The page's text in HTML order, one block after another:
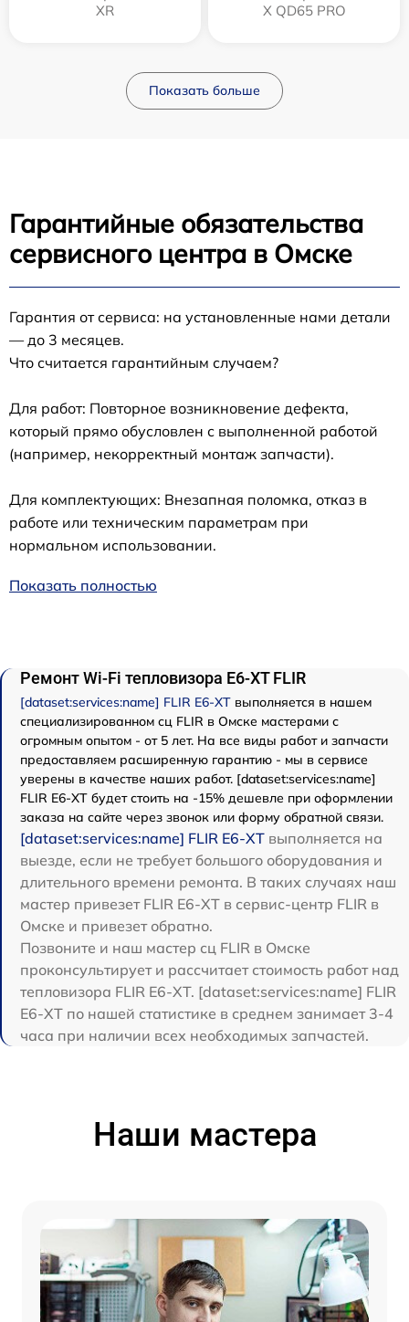
XR
X QD65 PRO
Показать больше
Гарантийные обязательства
сервисного центра в Омске
Гарантия от сервиса: на установленные нами детали
— до 3 месяцев.
Что считается гарантийным случаем?
Для работ: Повторное возникновение дефекта,
который прямо обусловлен с выполненной работой
(например, некорректный монтаж запчасти).
Для комплектующих: Внезапная поломка, отказ в
работе или техническим параметрам при
нормальном использовании.
Показать полностью
Ремонт Wi-Fi тепловизора E6-XT FLIR
[dataset:services:name] FLIR E6-XT выполняется в нашем
специализированном сц FLIR в Омске мастерами с
огромным опытом - от 5 лет. На все виды работ и запчасти
предоставляем расширенную гарантию - мы в сервисе
уверены в качестве наших работ. [dataset:services:name]
FLIR E6-XT будет стоить на -15% дешевле при оформлении
заказа на сайте через звонок или форму обратной связи.
[dataset:services:name] FLIR E6-XT выполняется на
выезде, если не требует большого оборудования и
длительного времени ремонта. В таких случаях наш
мастер привезет FLIR E6-XT в сервис-центр FLIR в
Омске и привезет обратно.
Позвоните и наш мастер сц FLIR в Омске
проконсультирует и рассчитает стоимость работ над
тепловизора FLIR E6-XT. [dataset:services:name] FLIR
E6-XT по нашей статистике в среднем занимает 3-4
часа при наличии всех необходимых запчастей.
Наши мастера